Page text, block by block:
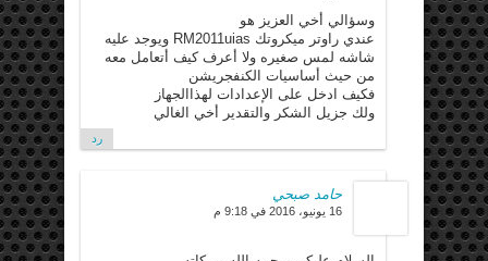
وسؤالي أخي العزيز هو
عندي راوتر ميكروتك RM2011uias ويوجد عليه
شاشه لمس صغيره ولا أعرف كيف أتعامل معه
من حيث أساسيات الكنفجريشن
فكيف ادخل على الإعدادات لهذاالجهاز
ولك جزيل الشكر والتقدير أخي الغالي
رد
حامد صبحي
16 يونيو، 2016 في 9:18 م